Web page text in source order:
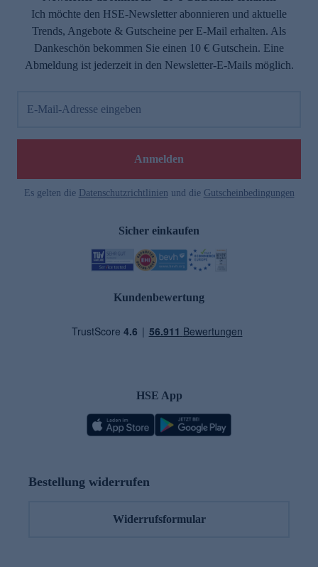
Ich möchte den HSE-Newsletter abonnieren und aktuelle
Trends, Angebote & Gutscheine per E-Mail erhalten. Als
Dankeschön bekommen Sie einen 10 € Gutschein. Eine
Abmeldung ist jederzeit in den Newsletter-E-Mails möglich.
E-Mail-Adresse eingeben
Anmelden
Es gelten die Datenschutzrichtlinien und die Gutscheinbedingungen
Sicher einkaufen
Kundenbewertung
HSE App
Bestellung widerrufen
Widerrufsformular